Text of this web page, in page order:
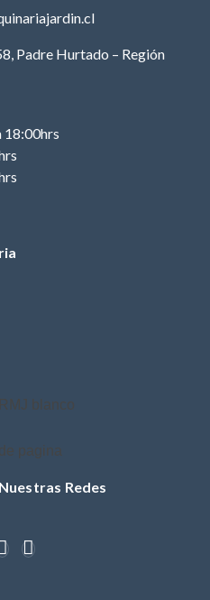
(TRACTOR)
(TRACTOR)
MOTOR)
(TRACTOR)
Padre Hurtado – Región
18:00hrs
Redes